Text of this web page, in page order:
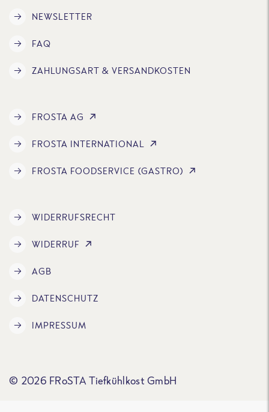
NEWSLETTER
FAQ
ZAHLUNGSART & VERSANDKOSTEN
FROSTA AG
FROSTA INTERNATIONAL
FROSTA FOODSERVICE (GASTRO)
WIDERRUFSRECHT
WIDERRUF
AGB
DATENSCHUTZ
IMPRESSUM
© 2026 FRoSTA Tiefkühlkost GmbH